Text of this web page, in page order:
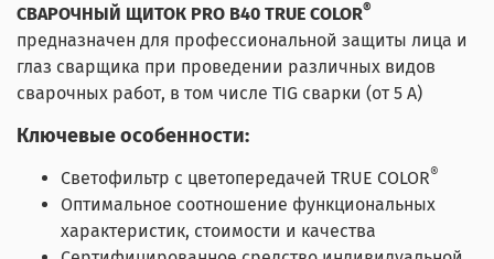
СВАРОЧНЫЙ ЩИТОК PRO B40 TRUE COLOR®
предназначен для профессиональной защиты лица и
глаз сварщика при проведении различных видов
сварочных работ, в том числе TIG сварки (от 5 А)
Ключевые особенности:
Светофильтр с цветопередачей TRUE COLOR®
Оптимальное соотношение функциональных
характеристик, стоимости и качества